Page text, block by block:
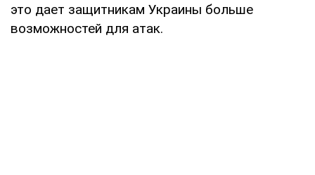
это дает защитникам Украины больше
возможностей для атак.